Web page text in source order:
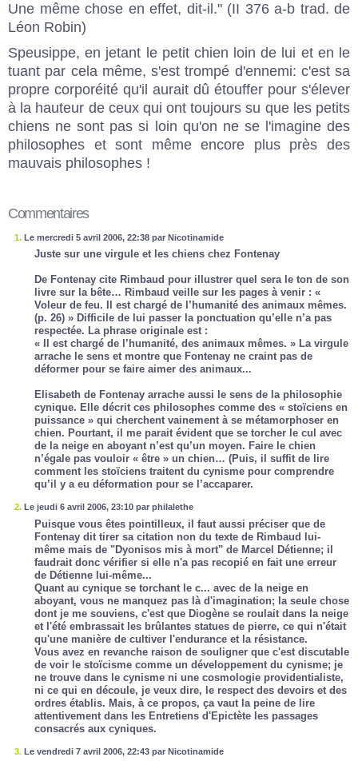
Une même chose en effet, dit-il." (II 376 a-b trad. de
Léon Robin)
Speusippe, en jetant le petit chien loin de lui et en le
tuant par cela même, s'est trompé d'ennemi: c'est sa
propre corporéité qu'il aurait dû étouffer pour s'élever
à la hauteur de ceux qui ont toujours su que les petits
chiens ne sont pas si loin qu'on ne se l'imagine des
philosophes et sont même encore plus près des
mauvais philosophes !
Commentaires
1. Le mercredi 5 avril 2006, 22:38 par Nicotinamide
Juste sur une virgule et les chiens chez Fontenay
De Fontenay cite Rimbaud pour illustrer quel sera le ton de son
livre sur la bête… Rimbaud veille sur les pages à venir : «
Voleur de feu. Il est chargé de l’humanité des animaux mêmes.
(p. 26) » Difficile de lui passer la ponctuation qu’elle n’a pas
respectée. La phrase originale est :
« Il est chargé de l’humanité, des animaux mêmes. » La virgule
arrache le sens et montre que Fontenay ne craint pas de
déformer pour se faire aimer des animaux...
Elisabeth de Fontenay arrache aussi le sens de la philosophie
cynique. Elle décrit ces philosophes comme des « stoïciens en
puissance » qui cherchent vainement à se métamorphoser en
chien. Pourtant, il me parait évident que se torcher le cul avec
de la neige en aboyant n’est qu’un moyen. Faire le chien
n’égale pas vouloir « être » un chien… (Puis, il suffit de lire
comment les stoïciens traitent du cynisme pour comprendre
qu’il y a eu déformation pour se l’accaparer.
2. Le jeudi 6 avril 2006, 23:10 par philalethe
Puisque vous êtes pointilleux, il faut aussi préciser que de
Fontenay dit tirer sa citation non du texte de Rimbaud lui-
même mais de "Dyonisos mis à mort" de Marcel Détienne; il
faudrait donc vérifier si elle n'a pas recopié en fait une erreur
de Détienne lui-même...
Quant au cynique se torchant le c... avec de la neige en
aboyant, vous ne manquez pas là d'imagination; la seule chose
dont je me souviens, c'est que Diogène se roulait dans la neige
et l'été embrassait les brûlantes statues de pierre, ce qui n'était
qu'une manière de cultiver l'endurance et la résistance.
Vous avez en revanche raison de souligner que c'est discutable
de voir le stoïcisme comme un développement du cynisme; je
ne trouve dans le cynisme ni une cosmologie providentialiste,
ni ce qui en découle, je veux dire, le respect des devoirs et des
ordres établis. Mais, à ce propos, ça vaut la peine de lire
attentivement dans les Entretiens d'Epictète les passages
consacrés aux cyniques.
3. Le vendredi 7 avril 2006, 22:43 par Nicotinamide